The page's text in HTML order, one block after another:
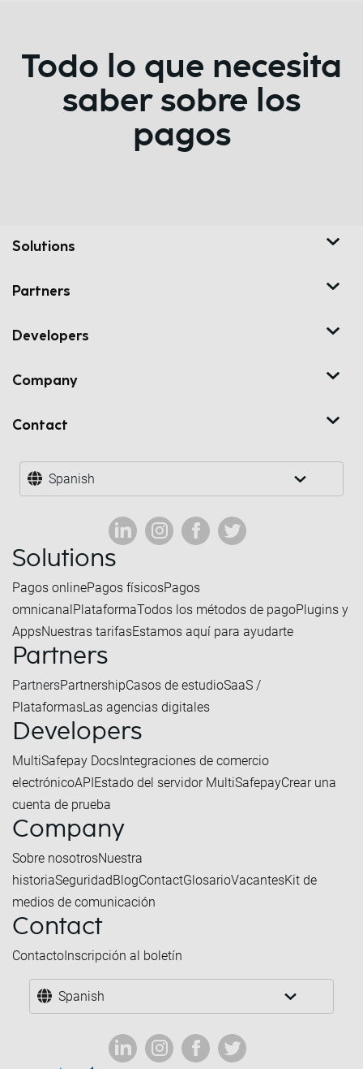
Todo lo que necesita
saber sobre los
pagos
Solutions
Partners
Developers
Company
Contact
Spanish
Solutions
Pagos onlinePagos físicosPagos
omnicanalPlataformaTodos los métodos de pagoPlugins y
AppsNuestras tarifasEstamos aquí para ayudarte
Partners
PartnersPartnershipCasos de estudioSaaS /
PlataformasLas agencias digitales
Developers
MultiSafepay DocsIntegraciones de comercio
electrónicoAPIEstado del servidor MultiSafepayCrear una
cuenta de prueba
Company
Sobre nosotrosNuestra
historiaSeguridadBlogContactGlosarioVacantesKit de
medios de comunicación
Contact
ContactoInscripción al boletín
Spanish